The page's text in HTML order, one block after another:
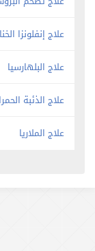
علاج إنفلونزا
علاج البلهارسيا
علاج الذئبة
علاج الملاريا